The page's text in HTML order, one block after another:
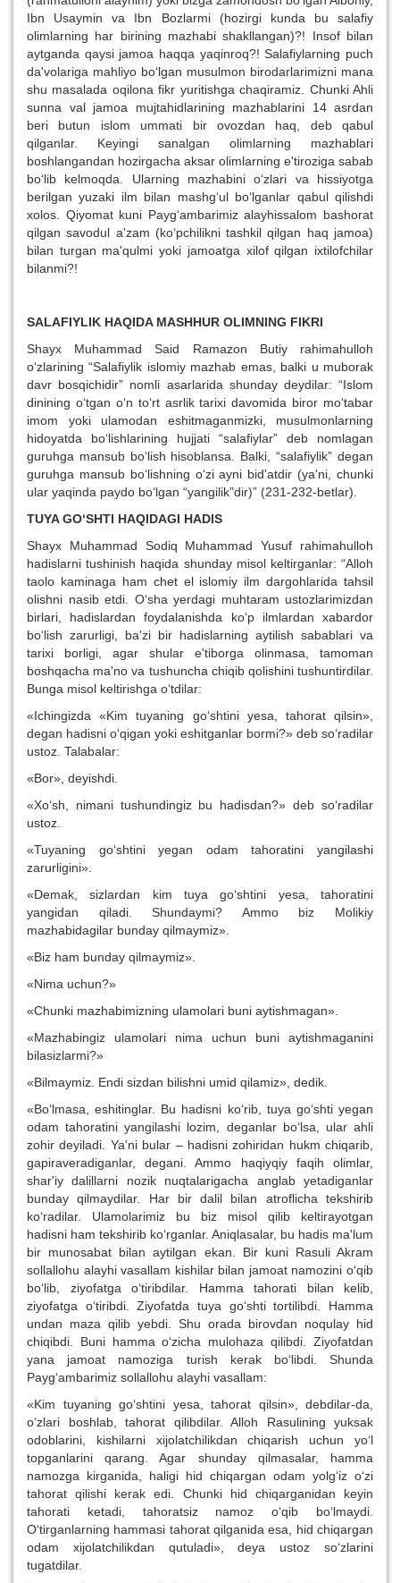
Ibn Usaymin va Ibn Bozlarmi (hozirgi kunda bu salafiy
olimlarning har birining mazhabi shakllangan)?! Insof bilan
aytganda qaysi jamoa haqqa yaqinroq?! Salafiylarning puch
da'volariga mahliyo bo‘lgan musulmon birodarlarimizni mana
shu masalada oqilona fikr yuritishga chaqiramiz. Chunki Ahli
sunna val jamoa mujtahidlarining mazhablarini 14 asrdan
beri butun islom ummati bir ovozdan haq, deb qabul
qilganlar. Keyingi sanalgan olimlarning mazhablari
boshlangandan hozirgacha aksar olimlarning e'tiroziga sabab
bo‘lib kelmoqda. Ularning mazhabini o‘zlari va hissiyotga
berilgan yuzaki ilm bilan mashg‘ul bo‘lganlar qabul qilishdi
xolos. Qiyomat kuni Payg‘ambarimiz alayhissalom bashorat
qilgan savodul a'zam (ko‘pchilikni tashkil qilgan haq jamoa)
bilan turgan ma'qulmi yoki jamoatga xilof qilgan ixtilofchilar
bilanmi?!
SALAFIYLIK HAQIDA MASHHUR OLIMNING FIKRI
Shayx Muhammad Said Ramazon Butiy rahimahulloh
o‘zlarining “Salafiylik islomiy mazhab emas, balki u muborak
davr bosqichidir” nomli asarlarida shunday deydilar: “Islom
dinining o‘tgan o‘n to‘rt asrlik tarixi davomida biror mo‘tabar
imom yoki ulamodan eshitmaganmizki, musulmonlarning
hidoyatda bo‘lishlarining hujjati “salafiylar” deb nomlagan
guruhga mansub bo‘lish hisoblansa. Balki, “salafiylik” degan
guruhga mansub bo‘lishning o‘zi ayni bid'atdir (ya'ni, chunki
ular yaqinda paydo bo‘lgan “yangilik”dir)” (231-232-betlar).
TUYA GO‘SHTI HAQIDAGI HADIS
Shayx Muhammad Sodiq Muhammad Yusuf rahimahulloh
hadislarni tushinish haqida shunday misol keltirganlar: “Alloh
taolo kaminaga ham chet el islomiy ilm dargohlarida tahsil
olishni nasib etdi. O‘sha yerdagi muhtaram ustozlarimizdan
birlari, hadislardan foydalanishda ko‘p ilmlardan xabardor
bo‘lish zarurligi, ba'zi bir hadislarning aytilish sabablari va
tarixi borligi, agar shular e'tiborga olinmasa, tamoman
boshqacha ma'no va tushuncha chiqib qolishini tushuntirdilar.
Bunga misol keltirishga o‘tdilar:
«Ichingizda «Kim tuyaning go‘shtini yesa, tahorat qilsin»,
degan hadisni o‘qigan yoki eshitganlar bormi?» deb so‘radilar
ustoz. Talabalar:
«Bor», deyishdi.
«Xo‘sh, nimani tushundingiz bu hadisdan?» deb so‘radilar
ustoz.
«Tuyaning go‘shtini yegan odam tahoratini yangilashi
zarurligini».
«Demak, sizlardan kim tuya go‘shtini yesa, tahoratini
yangidan qiladi. Shundaymi? Ammo biz Molikiy
mazhabidagilar bunday qilmaymiz».
«Biz ham bunday qilmaymiz».
«Nima uchun?»
«Chunki mazhabimizning ulamolari buni aytishmagan».
«Mazhabingiz ulamolari nima uchun buni aytishmaganini
bilasizlarmi?»
«Bilmaymiz. Endi sizdan bilishni umid qilamiz», dedik.
«Bo‘lmasa, eshitinglar. Bu hadisni ko‘rib, tuya go‘shti yegan
odam tahoratini yangilashi lozim, deganlar bo‘lsa, ular ahli
zohir deyiladi. Ya'ni bular – hadisni zohiridan hukm chiqarib,
gapiraveradiganlar, degani. Ammo haqiyqiy faqih olimlar,
shar'iy dalillarni nozik nuqtalarigacha anglab yetadiganlar
bunday qilmaydilar. Har bir dalil bilan atroflicha tekshirib
ko‘radilar. Ulamolarimiz bu biz misol qilib keltirayotgan
hadisni ham tekshirib ko‘rganlar. Aniqlasalar, bu hadis ma'lum
bir munosabat bilan aytilgan ekan. Bir kuni Rasuli Akram
sollallohu alayhi vasallam kishilar bilan jamoat namozini o‘qib
bo‘lib, ziyofatga o‘tiribdilar. Hamma tahorati bilan kelib,
ziyofatga o‘tiribdi. Ziyofatda tuya go‘shti tortilibdi. Hamma
undan maza qilib yebdi. Shu orada birovdan noqulay hid
chiqibdi. Buni hamma o‘zicha mulohaza qilibdi. Ziyofatdan
yana jamoat namoziga turish kerak bo‘libdi. Shunda
Payg‘ambarimiz sollallohu alayhi vasallam:
«Kim tuyaning go‘shtini yesa, tahorat qilsin», debdilar-da,
o‘zlari boshlab, tahorat qilibdilar. Alloh Rasulining yuksak
odoblarini, kishilarni xijolatchilikdan chiqarish uchun yo‘l
topganlarini qarang. Agar shunday qilmasalar, hamma
namozga kirganida, haligi hid chiqargan odam yolg‘iz o‘zi
tahorat qilishi kerak edi. Chunki hid chiqarganidan keyin
tahorati ketadi, tahoratsiz namoz o‘qib bo‘lmaydi.
O‘tirganlarning hammasi tahorat qilganida esa, hid chiqargan
odam xijolatchilikdan qutuladi», deya ustoz so‘zlarini
tugatdilar.